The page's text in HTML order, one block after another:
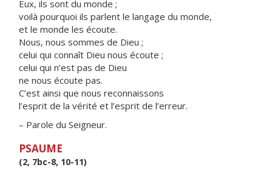
Eux, ils sont du monde ;
voilà pourquoi ils parlent le langage du monde,
et le monde les écoute.
Nous, nous sommes de Dieu ;
celui qui connaît Dieu nous écoute ;
celui qui n’est pas de Dieu
ne nous écoute pas.
C’est ainsi que nous reconnaissons
l’esprit de la vérité et l’esprit de l’erreur.
– Parole du Seigneur.
PSAUME
(2, 7bc-8, 10-11)